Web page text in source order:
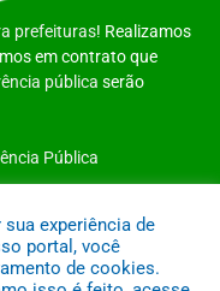
prefeituras! Realizamos
em contrato que
pública serão
Pública
de Santo Antônio do
experiência de
portal, você
de cookies.